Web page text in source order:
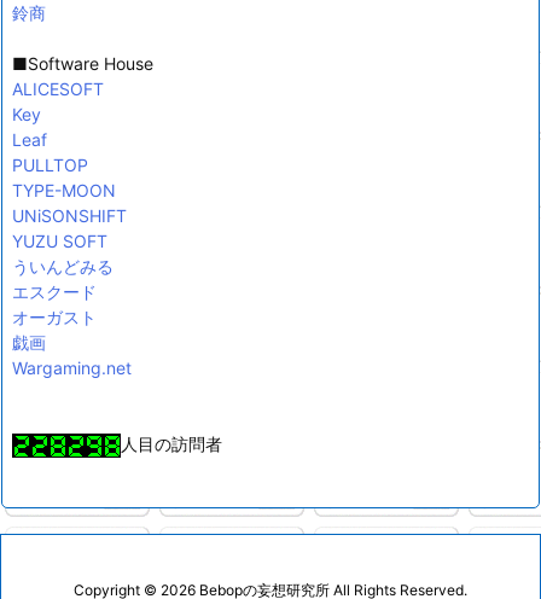
鈴商
■Software House
ALICESOFT
Key
Leaf
PULLTOP
TYPE-MOON
UNiSONSHIFT
YUZU SOFT
ういんどみる
エスクード
オーガスト
戯画
Wargaming.net
人目の訪問者
Copyright © 2026 Bebopの妄想研究所 All Rights Reserved.